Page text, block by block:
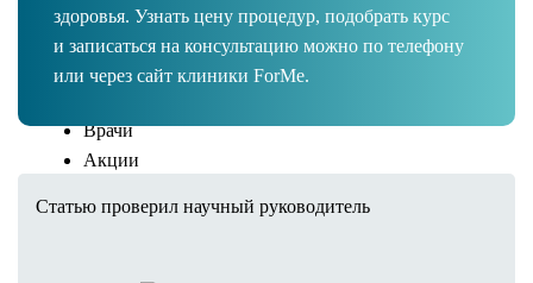
Капельница «Золушка»
Биоимпедансометрия
Нутрициолог
Врачи
Акции
Результаты
здоровья. Узнать цену процедур, подобрать курс
и записаться на консультацию можно по телефону
или через сайт клиники ForMe.
Статью проверил научный руководитель